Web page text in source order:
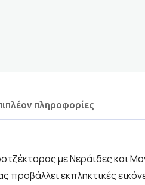
πληροφορίες
με Νεράιδες και
προβάλλει εκπληκτικές